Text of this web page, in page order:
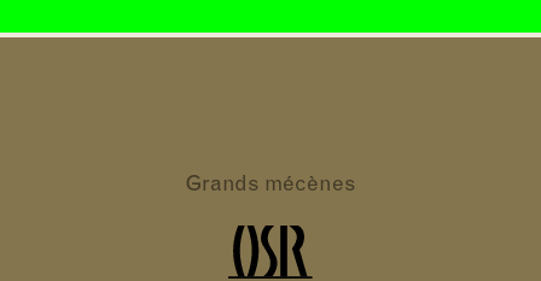
Grands mécènes